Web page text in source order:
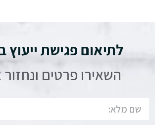
לתיאום פגישת
השאירו פרטים